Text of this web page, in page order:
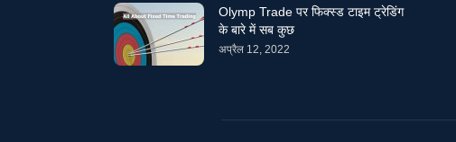
Olymp Trade पर फिक्स्ड टाइम ट्रेडिंग
के बारे में सब कुछ
अप्रैल 12, 2022